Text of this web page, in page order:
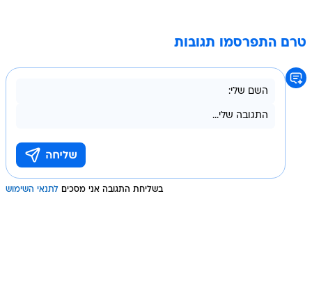
טרם התפרסמו תגובות
בשליחת התגובה אני מסכים לתנאי השימוש